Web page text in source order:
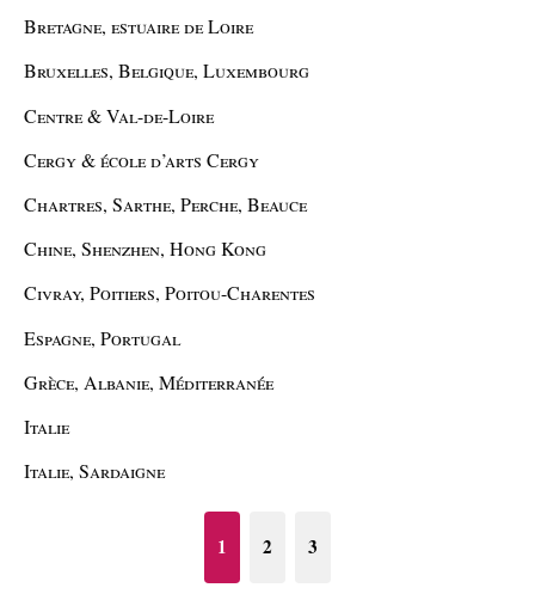
Bretagne, estuaire de Loire
Bruxelles, Belgique, Luxembourg
Centre & Val-de-Loire
Cergy & école d’arts Cergy
Chartres, Sarthe, Perche, Beauce
Chine, Shenzhen, Hong Kong
Civray, Poitiers, Poitou-Charentes
Espagne, Portugal
Grèce, Albanie, Méditerranée
Italie
Italie, Sardaigne
1 2 3